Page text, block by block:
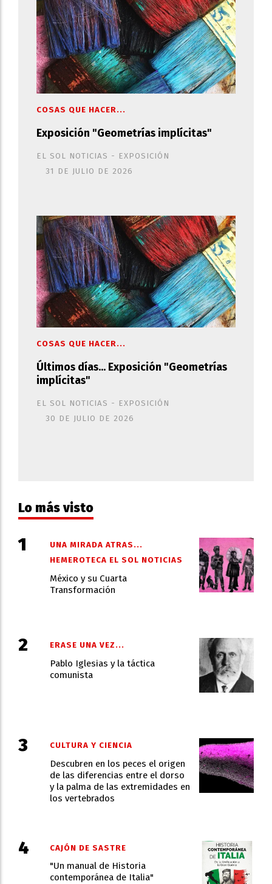
Exposición "Geometrías implícitas"
EL SOL NOTICIAS - EXPOSICIÓN
COSAS QUE HACER...
31 DE JULIO DE 2026
Últimos días... Exposición "Geometrías
implícitas"
EL SOL NOTICIAS - EXPOSICIÓN
COSAS QUE HACER...
30 DE JULIO DE 2026
Lo más visto
México y su Cuarta
Transformación
UNA MIRADA ATRAS...
HEMEROTECA EL SOL NOTICIAS
Pablo Iglesias y la táctica
comunista
ERASE UNA VEZ...
Descubren en los peces el origen
de las diferencias entre el dorso
y la palma de las extremidades en
los vertebrados
CULTURA Y CIENCIA
"Un manual de Historia
contemporánea de Italia"
CAJÓN DE SASTRE